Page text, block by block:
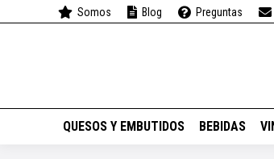
Somos Blog Preguntas
QUESOS Y EMBUTIDOS BEBIDAS